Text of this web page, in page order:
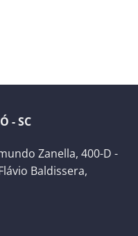
- SC
Zanella, 400-D -
Baldissera,